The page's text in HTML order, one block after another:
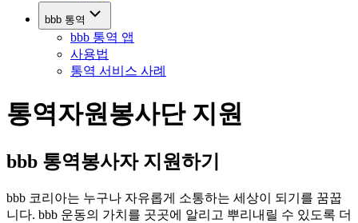
bbb 통역
bbb 통역 앱
사용법
통역 서비스 사례
통역자원봉사단 지원
bbb 통역봉사자 지원하기
bbb 코리아는 누구나 자유롭게 소통하는 세상이 되기를 꿈꿉
니다. bbb 운동의 가치를 곳곳에 알리고 뿌리내릴 수 있도록 더